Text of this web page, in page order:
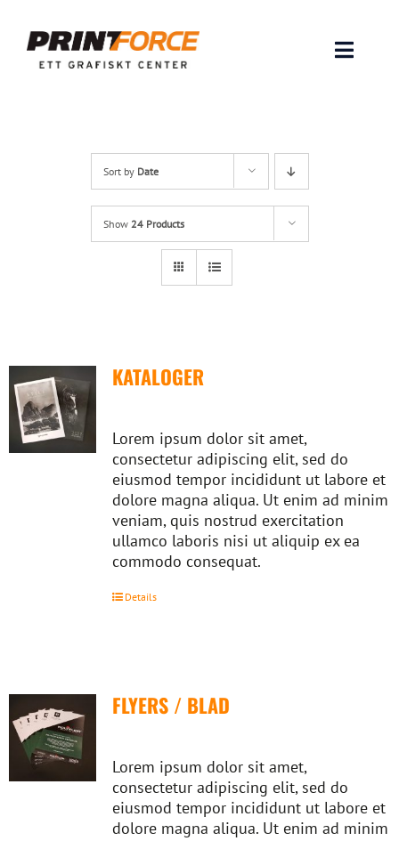
content
Toggle
INSPIRATION
Lämna original & filer
Kontakt
Sort by Date
Show 24 Products
KATALOGER
Lorem ipsum dolor sit amet,
consectetur adipiscing elit, sed do
eiusmod tempor incididunt ut labore et
dolore magna aliqua. Ut enim ad minim
veniam, quis nostrud exercitation
ullamco laboris nisi ut aliquip ex ea
commodo consequat.
Details
FLYERS / BLAD
Lorem ipsum dolor sit amet,
consectetur adipiscing elit, sed do
eiusmod tempor incididunt ut labore et
dolore magna aliqua. Ut enim ad minim